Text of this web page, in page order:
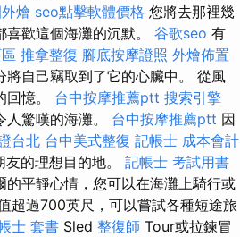
燴 seo點擊軟體價格 您將去那裡幾
歡這個海灘的沉默。 谷歌seo 有
推拿整復 腳底按摩證照 外燴佈置
自己竊取到了它的心臟中。 從風
憶。 台中按摩推薦ptt 搜索引擎
驚嘆的海灘。 台中按摩推薦ptt 因
台北 台中美式整復 記帳士 成本會計
的理想目的地。 記帳士 考試用書
平靜心情，您可以在海灘上騎行或
超過700英尺，可以嘗試各種短途旅
士 套書 Sled 整復師 Tour或拉鍊冒